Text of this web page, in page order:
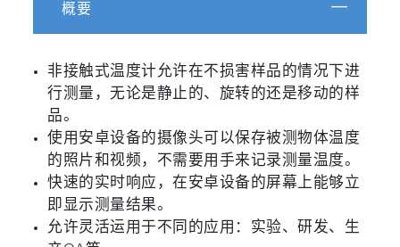
概要
非接触式温度计允许在不损害样品的情况下进
行测量，无论是静止的、旋转的还是移动的样
品。
使用安卓设备的摄像头可以保存被测物体温度
的照片和视频，不需要用手来记录测量温度。
快速的实时响应，在安卓设备的屏幕上能够立
即显示测量结果。
允许灵活运用于不同的应用：实验、研发、生